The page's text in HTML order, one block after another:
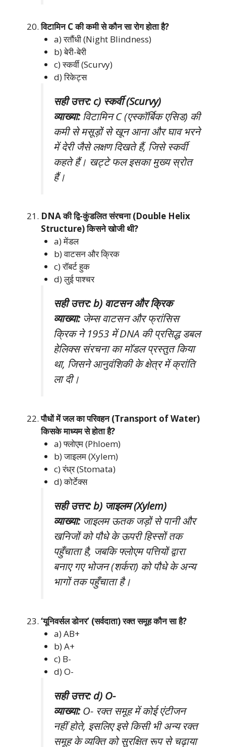
विटामिन C की कमी से कौन सा रोग होता है?
a) रतौंधी (Night Blindness)
b) बेरी-बेरी
c) स्कर्वी (Scurvy)
d) रिकेट्स
सही उत्तर: c) स्कर्वी (Scurvy)
व्याख्या:विटामिन C (एस्कॉर्बिक एसिड) की
कमी से मसूड़ों से खून आना और घाव भरने
में देरी जैसे लक्षण दिखते हैं, जिसे स्कर्वी
कहते हैं। खट्टे फल इसका मुख्य स्रोत
हैं।
DNA की द्वि-कुंडलित संरचना (Double Helix
Structure) किसने खोजी थी?
a) मेंडल
b) वाटसन और क्रिक
c) रॉबर्ट हुक
d) लुई पाश्चर
सही उत्तर: b) वाटसन और क्रिक
व्याख्या:जेम्स वाटसन और फ्रांसिस
क्रिक ने 1953 में DNA की प्रसिद्ध डबल
हेलिक्स संरचना का मॉडल प्रस्तुत किया
था, जिसने आनुवंशिकी के क्षेत्र में क्रांति
ला दी।
पौधों में जल का परिवहन (Transport of Water)
किसके माध्यम से होता है?
a) फ्लोएम (Phloem)
b) जाइलम (Xylem)
c) रंध्र (Stomata)
d) कोर्टेक्स
सही उत्तर: b) जाइलम (Xylem)
व्याख्या:जाइलम ऊतक जड़ों से पानी और
खनिजों को पौधे के ऊपरी हिस्सों तक
पहुँचाता है, जबकि फ्लोएम पत्तियों द्वारा
बनाए गए भोजन (शर्करा) को पौधे के अन्य
भागों तक पहुँचाता है।
‘यूनिवर्सल डोनर’ (सर्वदाता) रक्त समूह कौन सा है?
a) AB+
b) A+
c) B-
d) O-
सही उत्तर: d) O-
व्याख्या:O- रक्त समूह में कोई एंटीजन
नहीं होते, इसलिए इसे किसी भी अन्य रक्त
समूह के व्यक्ति को सुरक्षित रूप से चढ़ाया